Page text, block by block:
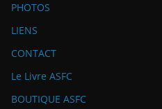
PHOTOS
LIENS
CONTACT
Le Livre ASFC
BOUTIQUE ASFC